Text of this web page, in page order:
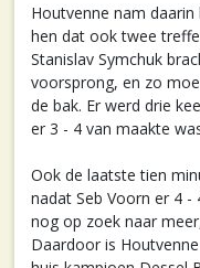
Houtvenne nam
hen dat ook twee
Stanislav Symchuk
voorsprong, en zo
de bak. Er werd drie
er 3 - 4 van maakte
Ook de laatste tien
nadat Seb Voorn er 4
nog op zoek naar
Daardoor is